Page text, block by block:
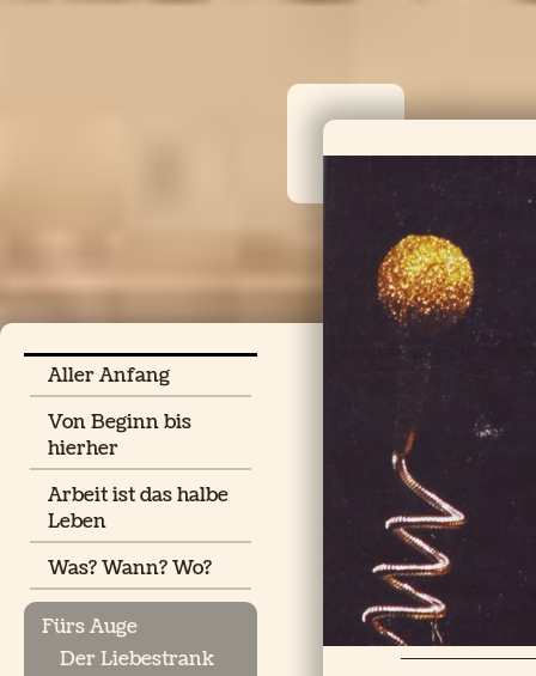
Aller Anfang
Von Beginn bis
hierher
Arbeit ist das halbe
Leben
Was? Wann? Wo?
Fürs Auge
Der Liebestrank